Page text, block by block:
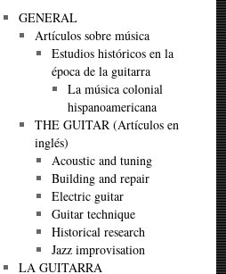
GENERAL
Artículos sobre música
Estudios históricos en la
época de la guitarra
La música colonial
hispanoamericana
THE GUITAR (Artículos en
inglés)
Acoustic and tuning
Building and repair
Electric guitar
Guitar technique
Historical research
Jazz improvisation
LA GUITARRA